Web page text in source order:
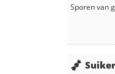
Sporen van
Suiker